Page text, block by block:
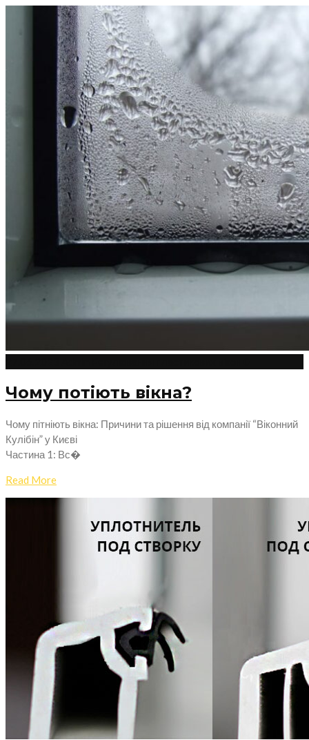
Чому потіють вікна?
Чому пітніють вікна: Причини та рішення від компанії “Віконний
Кулібін” у Києві
Частина 1: Вс�
Read More